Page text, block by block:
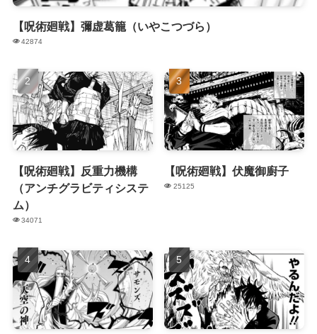
【呪術廻戦】彌虚葛籠（いやこつづら）
42874
【呪術廻戦】反重力機構
（アンチグラビティシステ
ム）
34071
【呪術廻戦】伏魔御廚子
25125